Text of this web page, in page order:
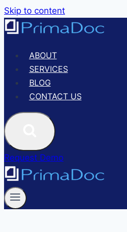
Skip to content
ABOUT
SERVICES
BLOG
CONTACT US
Request Demo